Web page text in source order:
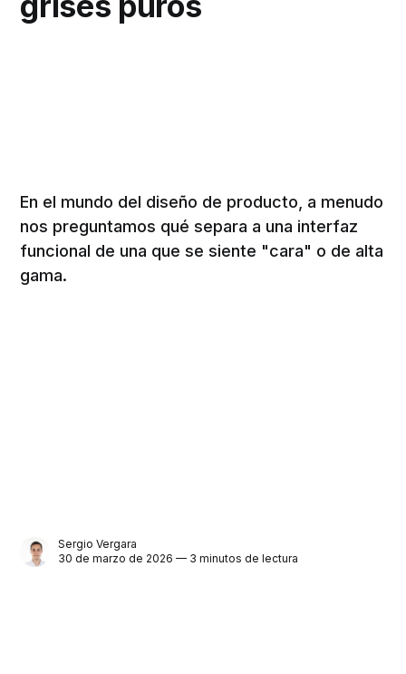
En el mundo del diseño de producto, a menudo
nos preguntamos qué separa a una interfaz
funcional de una que se siente "cara" o de alta
gama.
Sergio Vergara
30 de marzo de 2026 — 3 minutos de lectura